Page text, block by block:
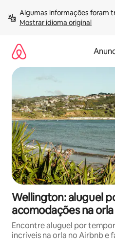
para
Mostrar idioma original
Wellington: aluguel
acomodações na orla
Encontre aluguel por
incríveis na orla no Airbnb e